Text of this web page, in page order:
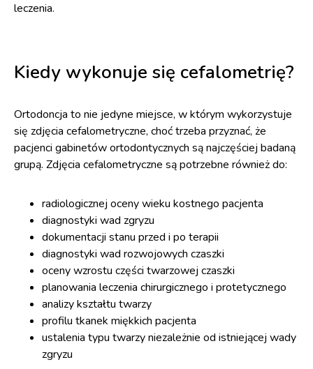
leczenia.
Kiedy wykonuje się cefalometrię?
Ortodoncja to nie jedyne miejsce, w którym wykorzystuje
się zdjęcia cefalometryczne, choć trzeba przyznać, że
pacjenci gabinetów ortodontycznych są najczęściej badaną
grupą. Zdjęcia cefalometryczne są potrzebne również do:
radiologicznej oceny wieku kostnego pacjenta
diagnostyki wad zgryzu
dokumentacji stanu przed i po terapii
diagnostyki wad rozwojowych czaszki
oceny wzrostu części twarzowej czaszki
planowania leczenia chirurgicznego i protetycznego
analizy kształtu twarzy
profilu tkanek miękkich pacjenta
ustalenia typu twarzy niezależnie od istniejącej wady
zgryzu